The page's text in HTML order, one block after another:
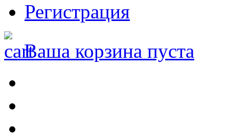
Регистрация
Ваша корзина пуста